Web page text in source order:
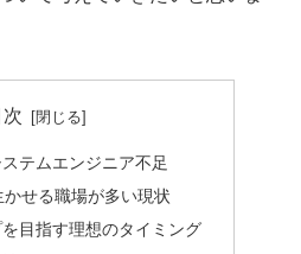
次
テムエンジニア不足
せる職場が多い現状
目指す理想のタイミング